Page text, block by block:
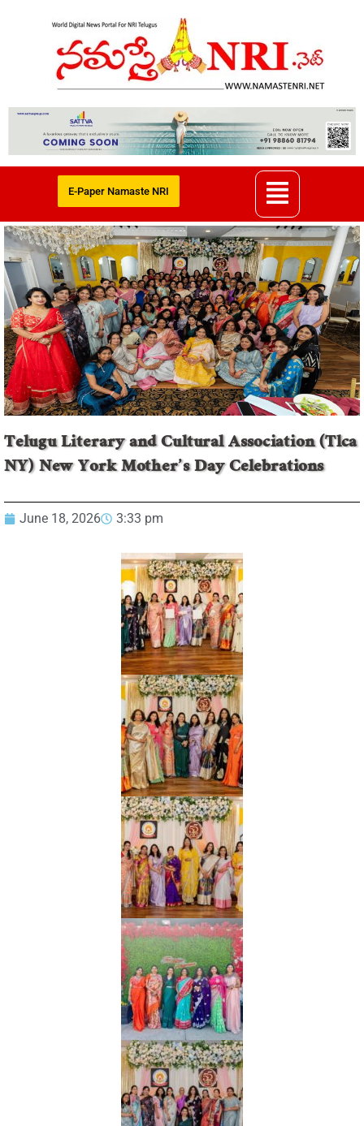
E-Paper Namaste NRI
Telugu Literary and Cultural Association (Tlca
NY) New York Mother’s Day Celebrations
June 18, 2026 3:33 pm